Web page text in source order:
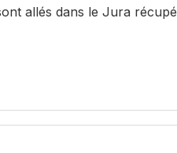
allés dans le Jura